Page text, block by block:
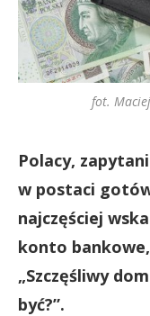
fot.
Polacy,
w postaci
najczęściej
konto
„Szczęśliwy
być?”.